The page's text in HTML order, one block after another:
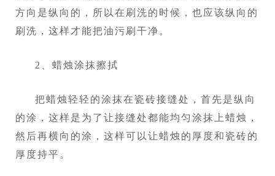
方向是纵向的，所以在刷洗的时候，也应该纵向的
刷洗，这样才能把油污刷干净。
2、蜡烛涂抹擦拭
把蜡烛轻轻的涂抹在瓷砖接缝处，首先是纵向
的涂，这样是为了让接缝处都能均匀涂抹上蜡烛，
然后再横向的涂，这样可以让蜡烛的厚度和瓷砖的
厚度持平。